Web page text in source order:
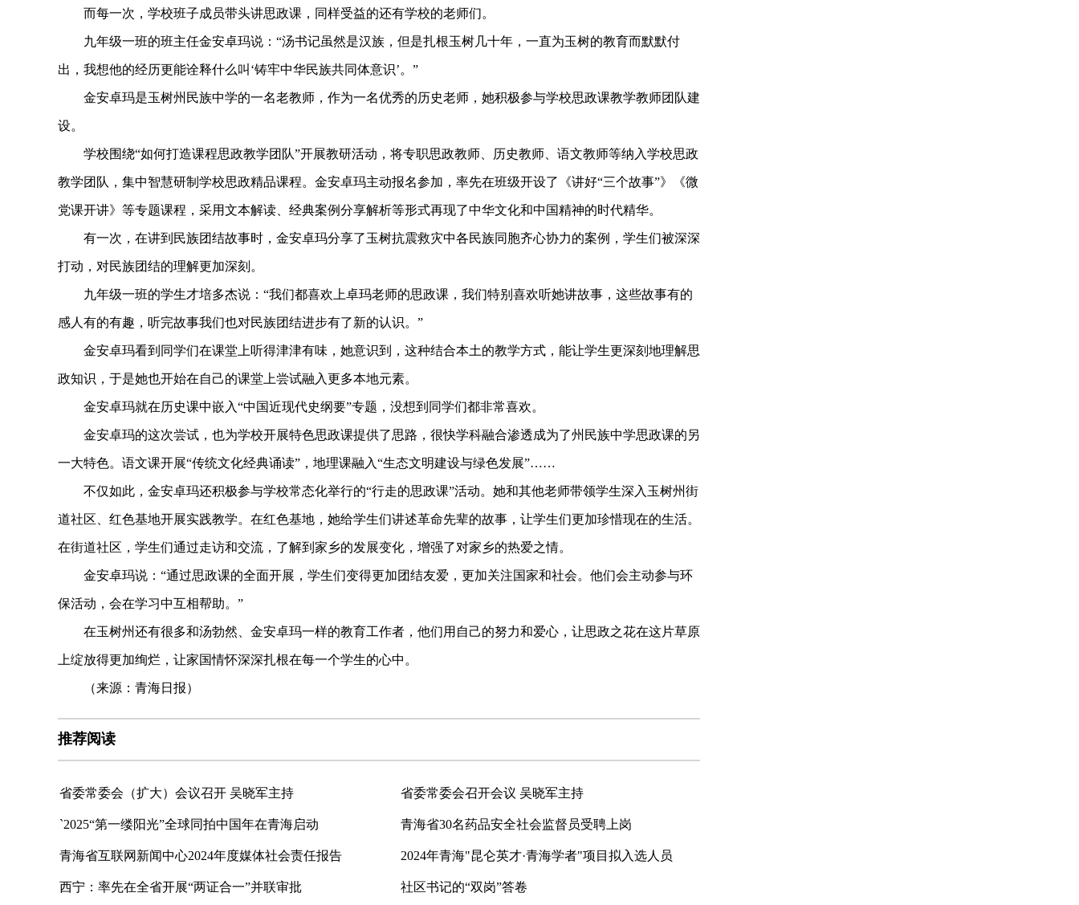
而每一次，学校班子成员带头讲思政课，同样受益的还有学校的老师们。
九年级一班的班主任金安卓玛说：“汤书记虽然是汉族，但是扎根玉树几十年，一直为玉树的教育而默默付
出，我想他的经历更能诠释什么叫‘铸牢中华民族共同体意识’。”
金安卓玛是玉树州民族中学的一名老教师，作为一名优秀的历史老师，她积极参与学校思政课教学教师团队建
设。
学校围绕“如何打造课程思政教学团队”开展教研活动，将专职思政教师、历史教师、语文教师等纳入学校思政
教学团队，集中智慧研制学校思政精品课程。金安卓玛主动报名参加，率先在班级开设了《讲好“三个故事”》《微
党课开讲》等专题课程，采用文本解读、经典案例分享解析等形式再现了中华文化和中国精神的时代精华。
有一次，在讲到民族团结故事时，金安卓玛分享了玉树抗震救灾中各民族同胞齐心协力的案例，学生们被深深
打动，对民族团结的理解更加深刻。
九年级一班的学生才培多杰说：“我们都喜欢上卓玛老师的思政课，我们特别喜欢听她讲故事，这些故事有的
感人有的有趣，听完故事我们也对民族团结进步有了新的认识。”
金安卓玛看到同学们在课堂上听得津津有味，她意识到，这种结合本土的教学方式，能让学生更深刻地理解思
政知识，于是她也开始在自己的课堂上尝试融入更多本地元素。
金安卓玛就在历史课中嵌入“中国近现代史纲要”专题，没想到同学们都非常喜欢。
金安卓玛的这次尝试，也为学校开展特色思政课提供了思路，很快学科融合渗透成为了州民族中学思政课的另
一大特色。语文课开展“传统文化经典诵读”，地理课融入“生态文明建设与绿色发展”……
不仅如此，金安卓玛还积极参与学校常态化举行的“行走的思政课”活动。她和其他老师带领学生深入玉树州街
道社区、红色基地开展实践教学。在红色基地，她给学生们讲述革命先辈的故事，让学生们更加珍惜现在的生活。
在街道社区，学生们通过走访和交流，了解到家乡的发展变化，增强了对家乡的热爱之情。
金安卓玛说：“通过思政课的全面开展，学生们变得更加团结友爱，更加关注国家和社会。他们会主动参与环
保活动，会在学习中互相帮助。”
在玉树州还有很多和汤勃然、金安卓玛一样的教育工作者，他们用自己的努力和爱心，让思政之花在这片草原
上绽放得更加绚烂，让家国情怀深深扎根在每一个学生的心中。
（来源：青海日报）
推荐阅读
省委常委会（扩大）会议召开 吴晓军主持 省委常委会召开会议 吴晓军主持
`2025“第一缕阳光”全球同拍中国年在青海启动 青海省30名药品安全社会监督员受聘上岗
青海省互联网新闻中心2024年度媒体社会责任报告 2024年青海"昆仑英才·青海学者"项目拟入选人员
西宁：率先在全省开展“两证合一”并联审批 社区书记的“双岗”答卷